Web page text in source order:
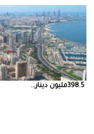
398.5‭ ‬مليون‭ ‬دينار‭ ...